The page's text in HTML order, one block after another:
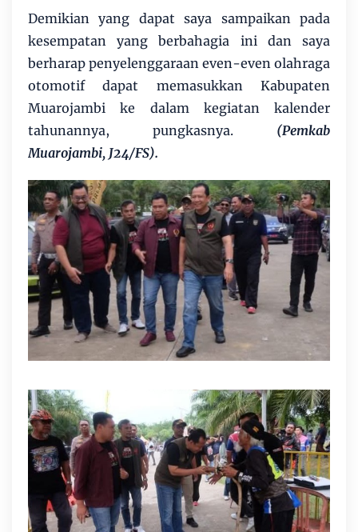
Demikian yang dapat saya sampaikan pada
kesempatan yang berbahagia ini dan saya
berharap penyelenggaraan even-even olahraga
otomotif dapat memasukkan Kabupaten
Muarojambi ke dalam kegiatan kalender
tahunannya, pungkasnya. (Pemkab
Muarojambi, J24/FS).